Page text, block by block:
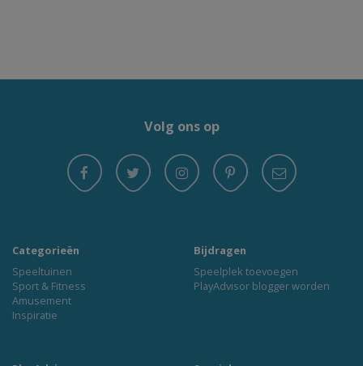
Volg ons op
Categorieën
Speeltuinen
Sport & Fitness
Amusement
Inspiratie
Bijdragen
Speelplek toevoegen
PlayAdvisor blogger worden